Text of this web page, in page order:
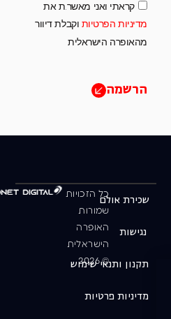
קראתי ואני מאשר.ת את
מדיניות הפרטיות וקבלת דיוור
מהאופרה הישראלית
הרשמה
כל הזכויות
שמורות
האופרה
הישראלית
© 2026
שכירת אולם
נגישות
תקנון ותנאי שימוש
מדיניות פרטיות